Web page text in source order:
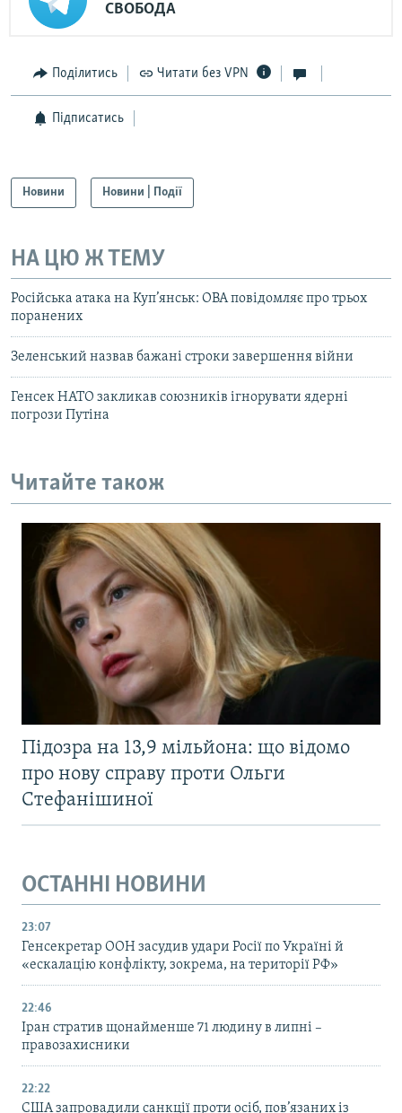
СВОБОДА
Поділитись Читати без VPN
Підписатись
Новини Новини | Події
НА ЦЮ Ж ТЕМУ
Російська атака на Куп’янськ: ОВА повідомляє про трьох
поранених
Зеленський назвав бажані строки завершення війни
Генсек НАТО закликав союзників ігнорувати ядерні
погрози Путіна
Читайте також
Підозра на 13,9 мільйона: що відомо
про нову справу проти Ольги
Стефанішиної
ОСТАННІ НОВИНИ
23:07
Генсекретар ООН засудив удари Росії по Україні й
«ескалацію конфлікту, зокрема, на території РФ»
22:46
Іран стратив щонайменше 71 людину в липні –
правозахисники
22:22
США запровадили санкції проти осіб, пов’язаних із